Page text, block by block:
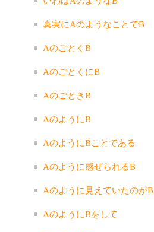
真実にAのようなことでB
AのごとくB
AのごとくにB
AのごときB
AのようにB
AのようにBことである
Aのように感ぜられるB
Aのように見えていたのがB
AのようにBをして